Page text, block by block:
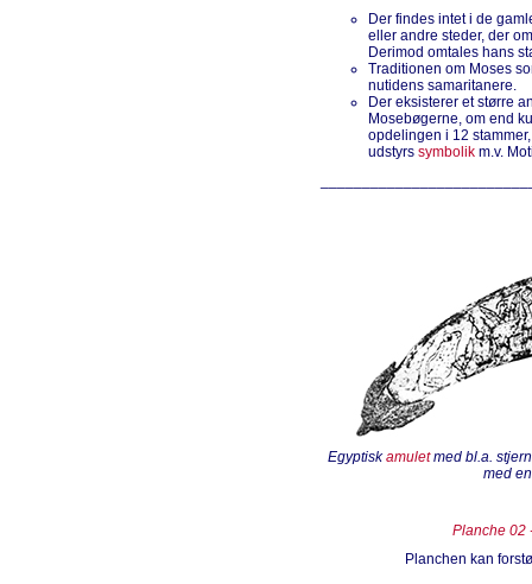
Der findes intet i de
eller andre steder, der
Derimod omtales hans
Traditionen om Moses
nutidens samaritanere.
Der eksisterer et større
Mosebøgerne, om end
opdelingen i 12
udstyrs symbolik m.v.
Egyptiskamuletmed bl.a.
med
Planche 02
Planchen kan